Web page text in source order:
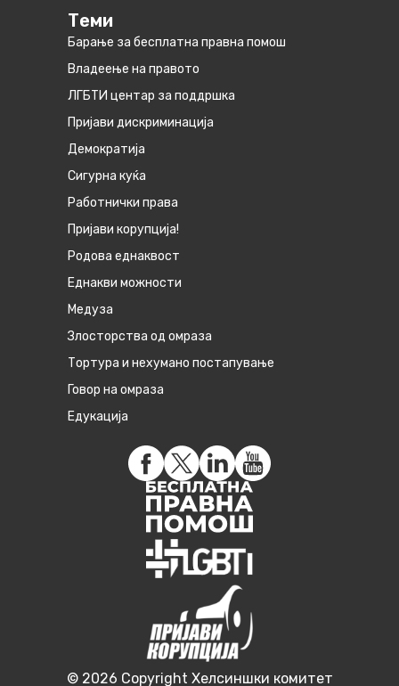
Теми
Барање за бесплатна правна помош
Владеење на правото
ЛГБТИ центар за поддршка
Пријави дискриминација
Демократија
Сигурна куќа
Работнички права
Пријави корупција!
Родова еднаквост
Eднакви можности
Медуза
Злосторства од омраза
Тортура и нехумано постапување
Говор на омраза
Едукација
© 2026 Copyright Хелсиншки комитет